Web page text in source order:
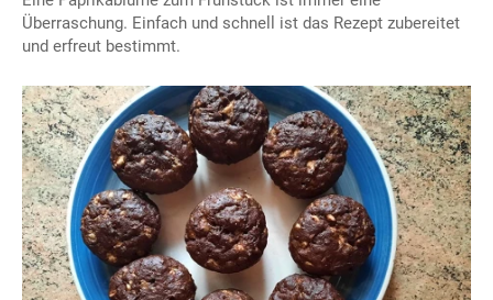
Überraschung. Einfach und schnell ist das Rezept zubereitet
und erfreut bestimmt.